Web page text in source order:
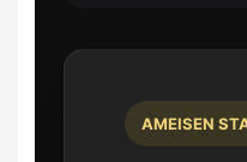
AMEISEN